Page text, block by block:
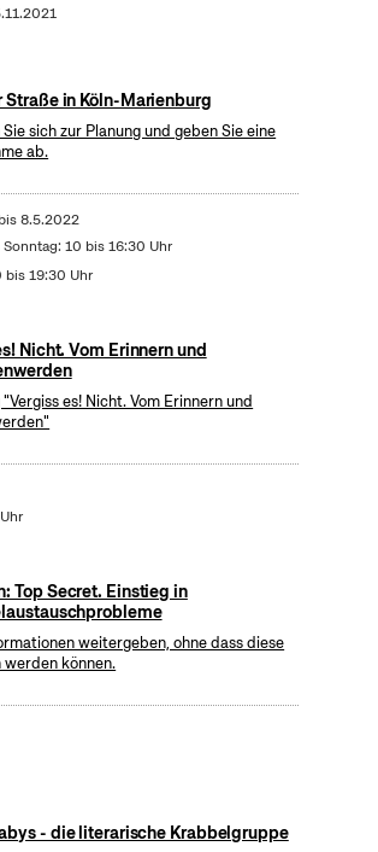
Straße in Köln-Marienburg
sich zur Planung und geben Sie eine
ab.
8.5.2022
10 bis 16:30 Uhr
bis 19:30 Uhr
Nicht. Vom Erinnern und
es! Nicht. Vom Erinnern und
Top Secret. Einstieg in
weitergeben, ohne dass diese
werden können.
- die literarische Krabbelgruppe